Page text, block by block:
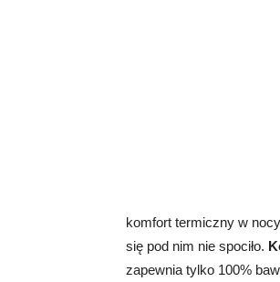
komfort termiczny w
się pod nim nie spociło.
zapewnia tylko 100%